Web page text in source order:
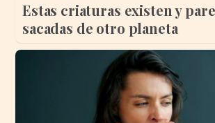
Estas criaturas existen y
sacadas de otro planeta